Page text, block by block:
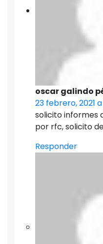
oscar galindo
23 febrero, 2021
solicito informes
por rfc, solicito
Responder